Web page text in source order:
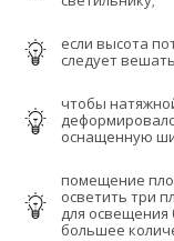
если высота
следует
чтобы
оснащенную
помещение
осветить три
для освещения
большее